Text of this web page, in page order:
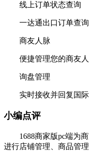
线上订单状态查询
一达通出口订单查询
商友人脉
便捷管理您的商友人
询盘管理
实时接收并回复国际
小编点评
1688商家版pc端为商
进行店铺管理、商品管